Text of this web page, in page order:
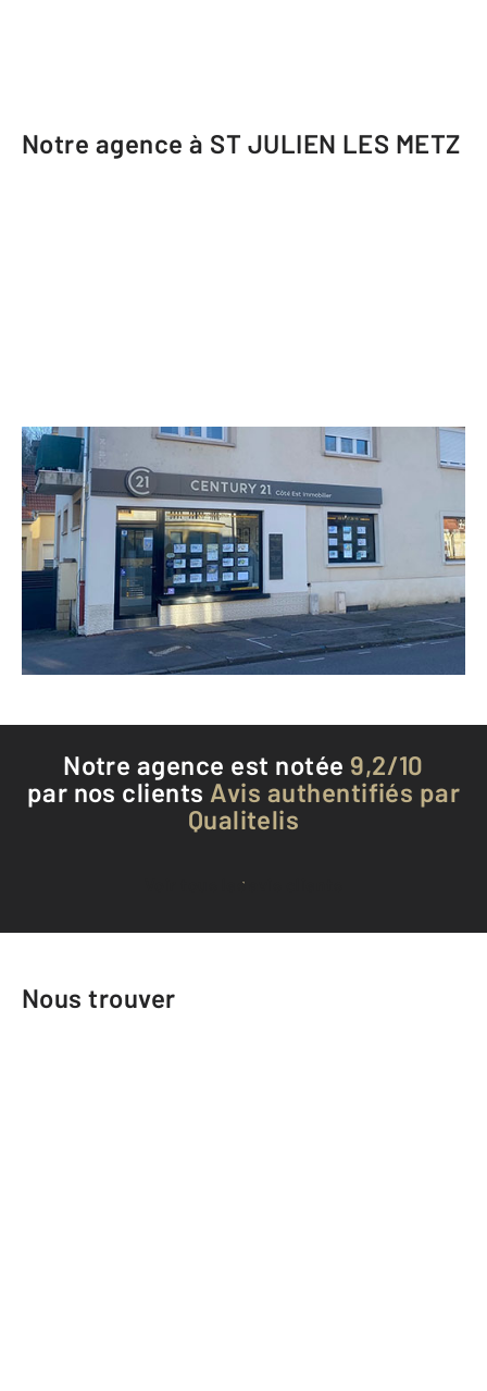
Notre agence à ST JULIEN LES METZ
CENTURY 21 Côté Est Immobilier
93 rue François Simon
ST JULIEN LES METZ - 57070
Envoyer un message
Téléphoner à l'agence
Notre agence est notée 9,2/10
par nos clients Avis authentifiés par
Qualitelis
Voir tous les avis clients
Nous trouver